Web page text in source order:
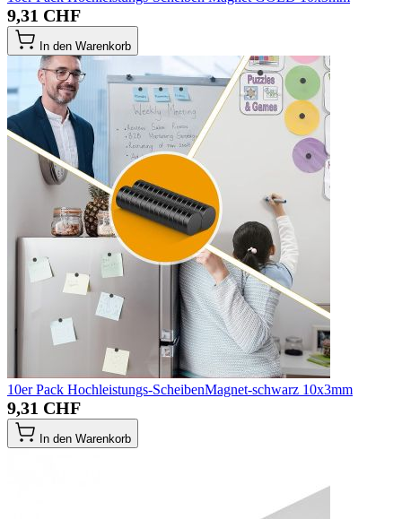
9,31 CHF
In den Warenkorb
10er Pack Hochleistungs-ScheibenMagnet-schwarz 10x3mm
9,31 CHF
In den Warenkorb